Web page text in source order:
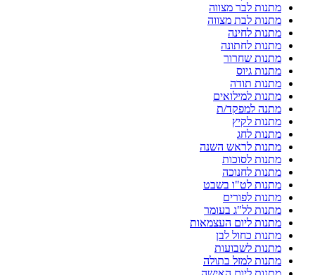
מתנות לבר מצווה
מתנות לבת מצווה
מתנות לחינה
מתנות לחתונה
מתנות שחרור
מתנות גיוס
מתנות תודה
מתנות למילואים
מתנה למפקד/ת
מתנות לקיץ
מתנות לחג
מתנות לראש השנה
מתנות לסוכות
מתנות לחנוכה
מתנות לט"ו בשבט
מתנות לפורים
מתנות לל"ג בעומר
מתנות ליום העצמאות
מתנות כחול לבן
מתנות לשבועות
מתנות למזל בתולה